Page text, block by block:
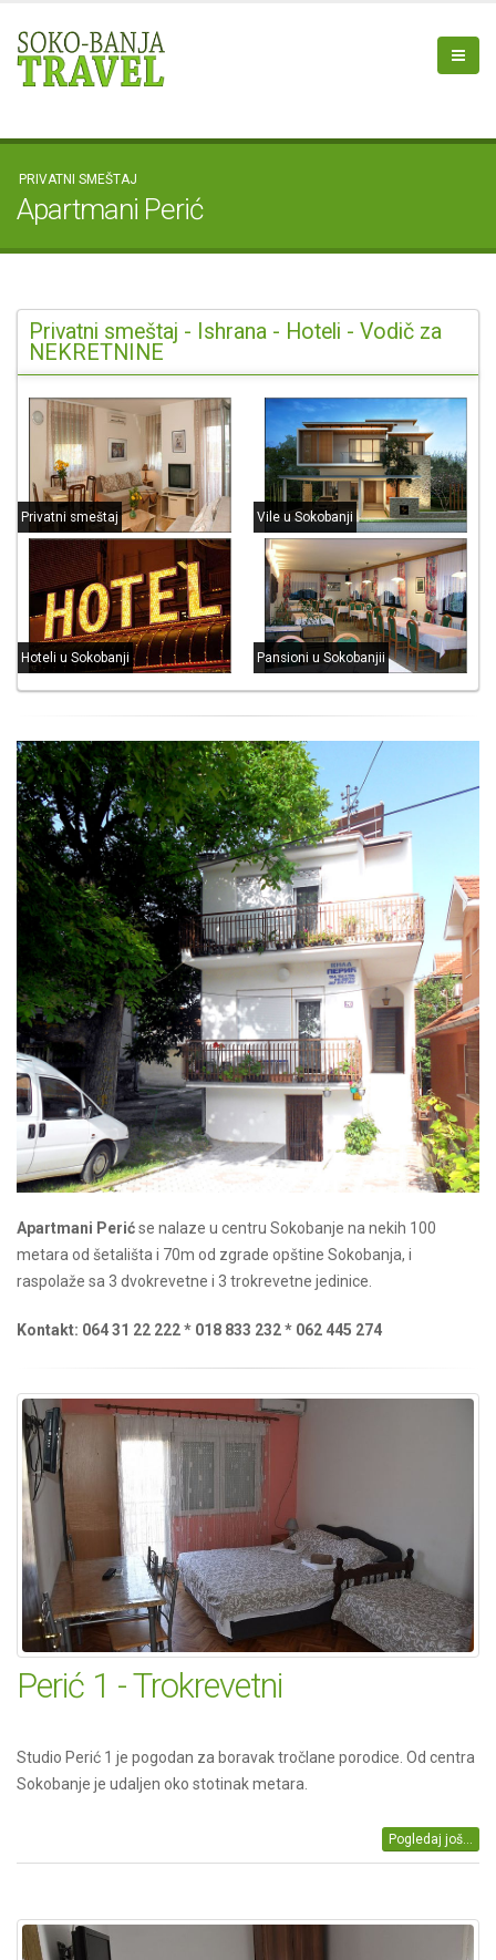
PRIVATNI SMEŠTAJ
Apartmani Perić
Privatni smeštaj - Ishrana - Hoteli - Vodič za
NEKRETNINE
Privatni smeštaj Vile u Sokobanji
Hoteli u Sokobanji Pansioni u Sokobanjii
Apartmani Perićse nalaze u centru Sokobanje na nekih 100
metara od šetališta i 70m od zgrade opštine Sokobanja, i
raspolaže sa 3 dvokrevetne i 3 trokrevetne jedinice.
Kontakt: 064 31 22 222 * 018 833 232 * 062 445 274
Perić 1 - Trokrevetni
Studio Perić 1 je pogodan za boravak tročlane porodice. Od centra
Sokobanje je udaljen oko stotinak metara.
Pogledaj još...